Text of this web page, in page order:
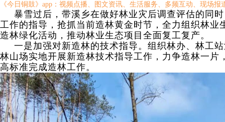
《今日铜鼓》app：视频点播、图文资讯、生活服务、多频互动、现场
暴雪过后，带溪乡在做好林业灾后调查评估的同
工作的指导，抢抓当前造林黄金时节，全力组织林业
造林绿化活动，推动林业生态项目全面复工复产。
一是加强对新造林的技术指导。组织林办、林工
林山场实地开展新造林技术指导工作，力争造林一片
高标准完成造林工作。